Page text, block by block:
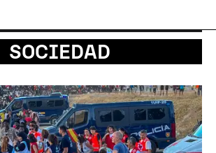
SOCIEDAD